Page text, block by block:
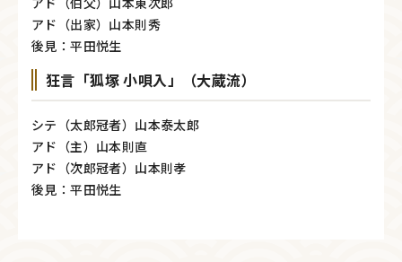
アド（出家）山本則秀
後見：平田悦生
狂言「狐塚 小唄入」（大蔵流）
シテ（太郎冠者）山本泰太郎
アド（主）山本則直
アド（次郎冠者）山本則孝
後見：平田悦生